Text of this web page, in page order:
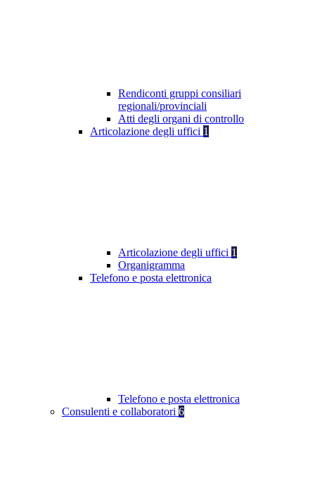
Rendiconti gruppi consiliari
regionali/provinciali
Atti degli organi di controllo
Articolazione degli uffici 1
Articolazione degli uffici 1
Organigramma
Telefono e posta elettronica
Telefono e posta elettronica
Consulenti e collaboratori 6